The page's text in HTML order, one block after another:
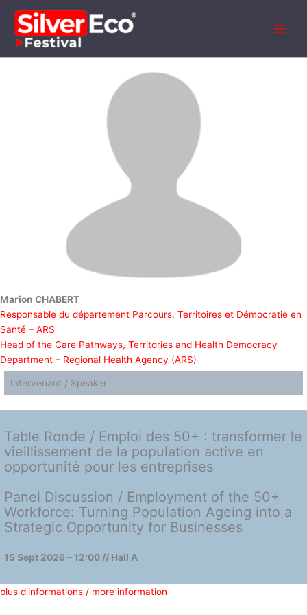
contenu
Marion CHABERT
Responsable du département Parcours, Territoires et Démocratie en
Santé – ARS
Head of the Care Pathways, Territories and Health Democracy
Department – Regional Health Agency (ARS)
Intervenant / Speaker
Table Ronde / Emploi des 50+ : transformer le
vieillissement de la population active en
opportunité pour les entreprises
Panel Discussion / Employment of the 50+
Workforce: Turning Population Ageing into a
Strategic Opportunity for Businesses
15 Sept 2026 – 12:00 // Hall A
plus d'informations / more information